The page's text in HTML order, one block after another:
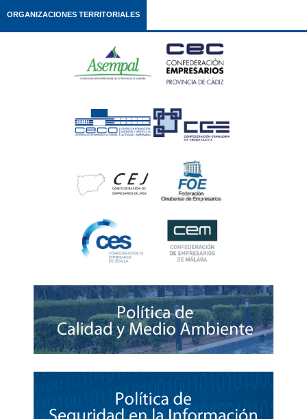
ORGANIZACIONES TERRITORIALES